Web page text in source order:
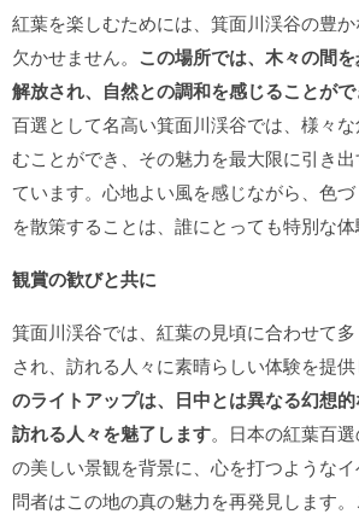
紅葉を楽しむためには、箕面川渓谷の豊
欠かせません。 この場所では、木々の間
解放され、自然との調和を感じることが
百選として名高い箕面川渓谷では、様々
むことができ、その魅力を最大限に引き
ています。心地よい風を感じながら、色
を散策することは、誰にとっても特別な体
観賞の歓びと共に
箕面川渓谷では、紅葉の見頃に合わせて
され、訪れる人々に素晴らしい体験を提供
のライトアップは、日中とは異なる幻想的
訪れる人々を魅了します。日本の紅葉百
の美しい景観を背景に、心を打つような
問者はこの地の真の魅力を再発見します